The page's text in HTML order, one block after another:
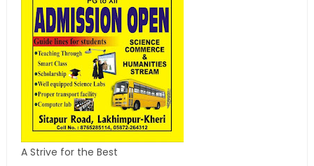
A Strive for the Best